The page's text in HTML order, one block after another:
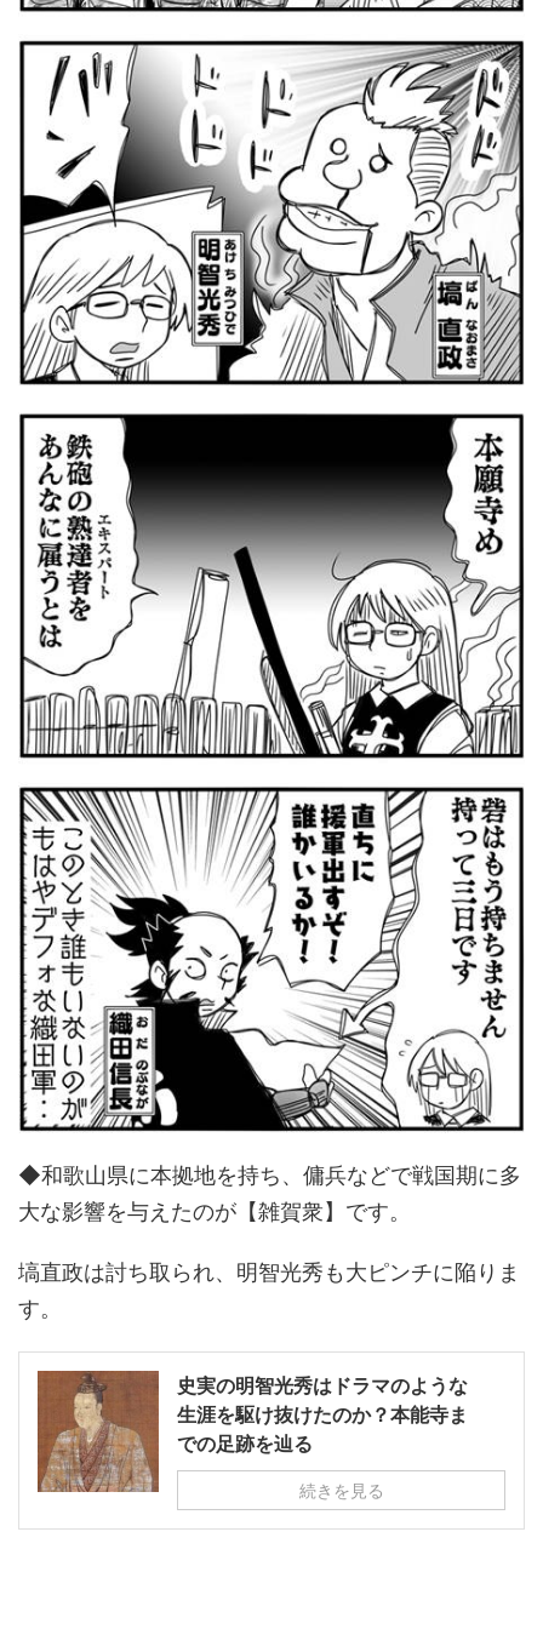
◆和歌山県に本拠地を持ち、傭兵などで戦国期に多
大な影響を与えたのが【雑賀衆】です。
塙直政は討ち取られ、明智光秀も大ピンチに陥りま
す。
史実の明智光秀はドラマのような
生涯を駆け抜けたのか？本能寺ま
での足跡を辿る
続きを見る